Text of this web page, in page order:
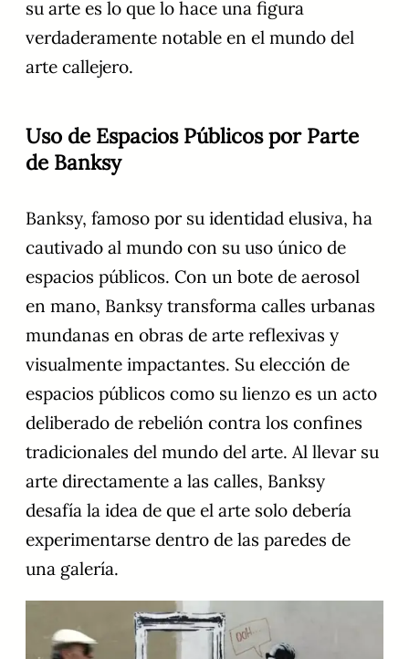
su arte es lo que lo hace una figura
verdaderamente notable en el mundo del
arte callejero.
Uso de Espacios Públicos por Parte
de Banksy
Banksy, famoso por su identidad elusiva, ha
cautivado al mundo con su uso único de
espacios públicos. Con un bote de aerosol
en mano, Banksy transforma calles urbanas
mundanas en obras de arte reflexivas y
visualmente impactantes. Su elección de
espacios públicos como su lienzo es un acto
deliberado de rebelión contra los confines
tradicionales del mundo del arte. Al llevar su
arte directamente a las calles, Banksy
desafía la idea de que el arte solo debería
experimentarse dentro de las paredes de
una galería.